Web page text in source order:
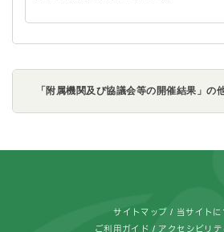
「附属機関及び協議会等の開催結果」の
サイトマップ 当サイトに
ご利用ガイド アクセシビリ